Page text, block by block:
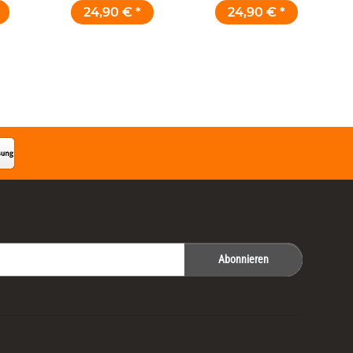
Keramik und Zirkon 20
ml
24,90 € *
24,90 € *
Abonnieren